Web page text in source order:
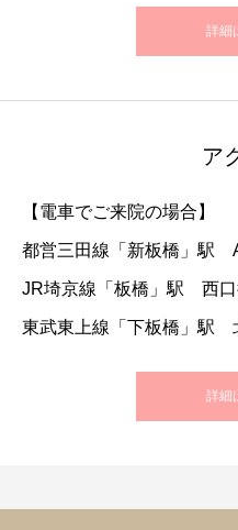
詳細
ア
【電車でご来院の場合】
都営三田線「新板橋」駅
JR埼京線「板橋」駅 西口
東武東上線「下板橋」駅
詳細